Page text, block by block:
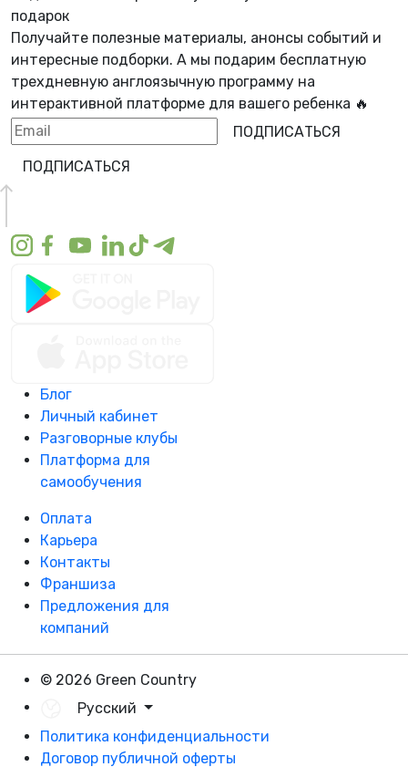
подарок
Получайте полезные материалы, анонсы событий и
интересные подборки. А мы подарим бесплатную
трехдневную англоязычную программу на
интерактивной платформе для вашего ребенка 🔥
ПОДПИСАТЬСЯ
ПОДПИСАТЬСЯ
Блог
Личный кабинет
Разговорные клубы
Платформа для
самообучения
Оплата
Карьера
Контакты
Франшиза
Предложения для
компаний
© 2026 Green Country
Русский
Политика конфиденциальности
Договор публичной оферты